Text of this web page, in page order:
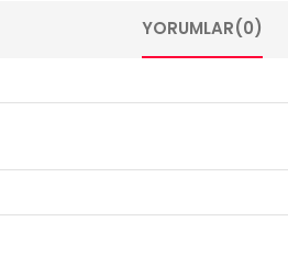
YORUMLAR(0)